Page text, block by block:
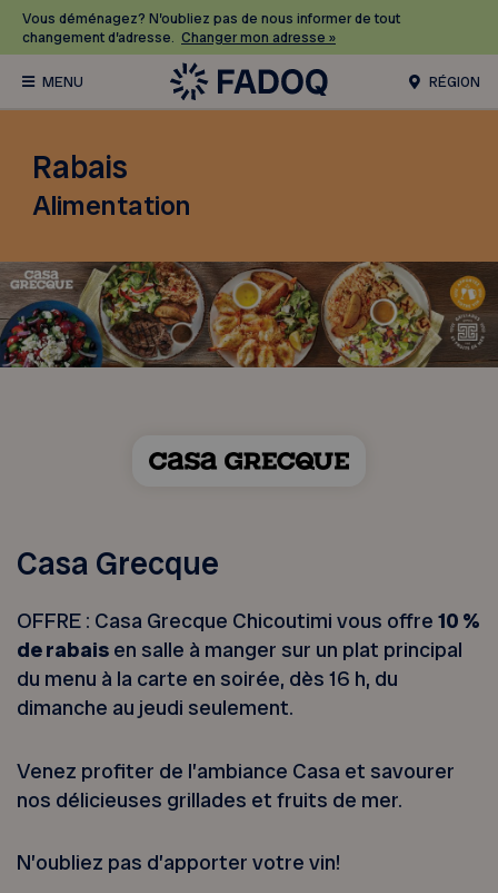
Vous déménagez? N’oubliez pas de nous informer de tout
changement d’adresse. Changer mon adresse »
RÉGION
Rabais
Alimentation
Casa Grecque
OFFRE : Casa Grecque Chicoutimi vous offre10 %
de rabais en salle à manger sur un plat principal
du menu à la carte en soirée, dès 16 h, du
dimanche au jeudi seulement.
Venez profiter de l’ambiance Casa et savourer
nos délicieuses grillades et fruits de mer.
N’oubliez pas d’apporter votre vin!